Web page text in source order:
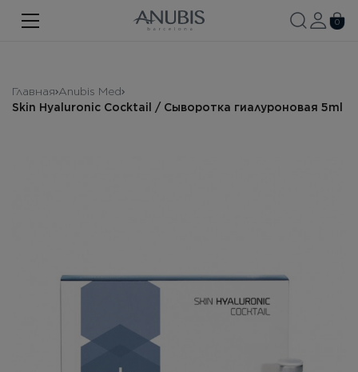
ЛИЦО 0
Главная Anubis Med
Skin Hyaluronic Cocktail / Сыворотка гиалуроновая 5ml